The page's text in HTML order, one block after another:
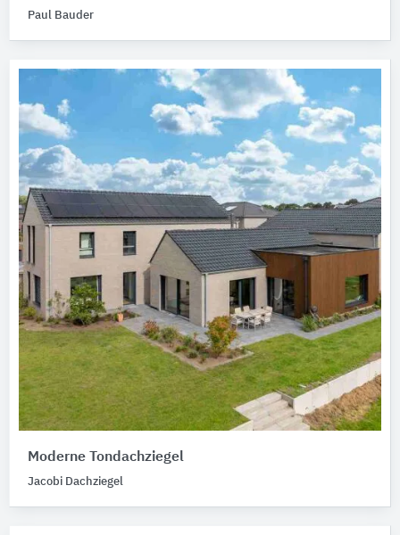
Paul Bauder
Moderne Tondachziegel
Jacobi Dachziegel